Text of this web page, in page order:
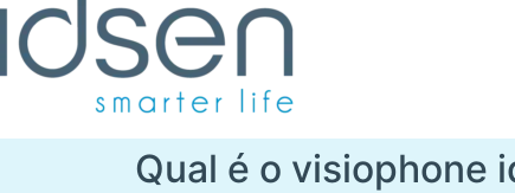
Qual é o visiophone